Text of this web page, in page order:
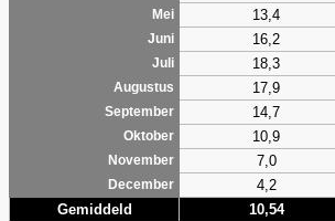
Mei 13,4
Juni 16,2
Juli 18,3
Augustus
17,9
September
14,7
Oktober
10,9
November
7,0
December
4,2
Gemiddeld 10,54